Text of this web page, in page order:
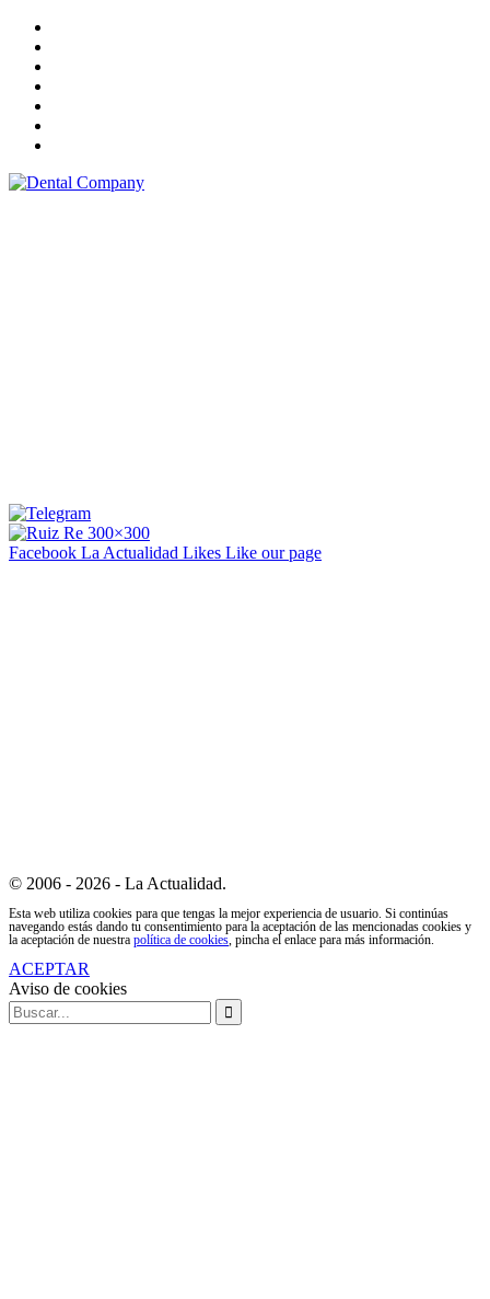
Facebook La Actualidad Likes Like our page
© 2006 - 2026 - La Actualidad.
Esta web utiliza cookies para que tengas la mejor experiencia de usuario. Si continúas
navegando estás dando tu consentimiento para la aceptación de las mencionadas cookies y
la aceptación de nuestra política de cookies, pincha el enlace para más información.
ACEPTAR
Aviso de cookies